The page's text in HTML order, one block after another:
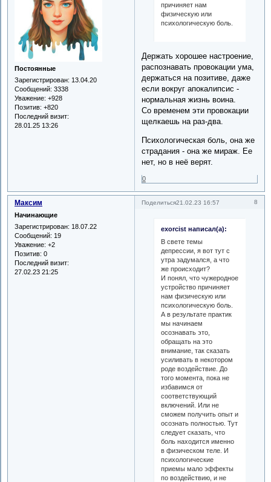
Постоянные
Зарегистрирован: 13.04.20
Сообщений: 3338
Уважение: +928
Позитив: +820
Последний визит:
28.01.25 13:26
причиняет нам
физическую или
психологическую боль.
Держать хорошее настроение,
распознавать провокации ума,
держаться на позитиве, даже
если вокруг апокалипсис -
нормальная жизнь воина.
Со временем эти провокации
щелкаешь на раз-два.
Психологическая боль, она же
страдания - она же мираж. Ее
нет, но в неё верят.
0
Поделиться 8
21.02.23 16:57
Максим
Начинающие
Зарегистрирован: 18.07.22
Сообщений: 19
Уважение: +2
Позитив: 0
Последний визит:
27.02.23 21:25
exorcist написал(а):
В свете темы
депрессии, я вот тут с
утра задумался, а что
же происходит?
И понял, что чужеродное
устройство причиняет
нам физическую или
психологическую боль.
А в результате практик
мы начинаем
осознавать это,
обращать на это
внимание, так сказать
усиливать в некотором
роде воздействие. До
того момента, пока не
избавимся от
соответствующий
включений. Или не
сможем получить опыт и
осознать полностью. Тут
следует сказать, что
боль находится именно
в физическом теле. И
психологические
приемы мало эффекты
по воздействию, и не